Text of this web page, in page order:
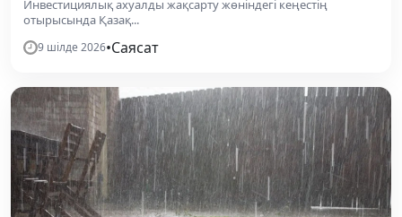
Инвестициялық ахуалды жақсарту жөніндегі кеңестің
отырысында Қазақ...
9 шілде 2026•Саясат